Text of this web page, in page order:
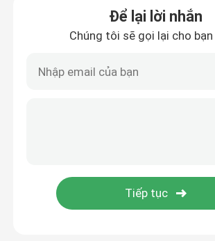
Laser sợi quang
Laser sợi siêu nhanh
Máy hàn Laser cầm tay
Để lại lời nhắn
Chúng tôi sẽ gọi lại cho